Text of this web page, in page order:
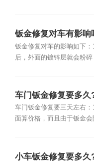
钣金修复对车有影响
钣金修复对车的影响如下
后，外面的镀锌层就会粉碎
车门钣金修复要多久
车门钣金修复要三天左右
面算价格，而且由于钣金会
小车钣金修复要多久